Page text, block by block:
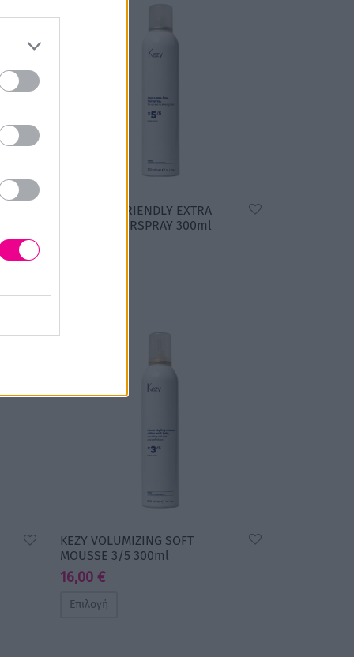
KEZY ECO-FRIENDLY EXTRA
STRONG HAIRSPRAY 300ml
KEZY VOLUMIZING SOFT
MOUSSE 3/5 300ml
16,00 €
Επιλογή